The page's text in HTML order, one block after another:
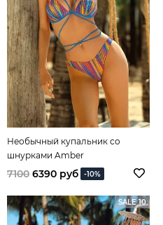
Необычный купальник со
шнурками Amber
7100 6390 руб -10%
SALE 10